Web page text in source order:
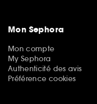
Mon Sephora
Mon compte
My Sephora
Authenticité des avis
Préférence cookies